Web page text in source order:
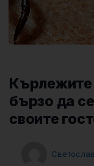
Кърлежите
бързо да
своите